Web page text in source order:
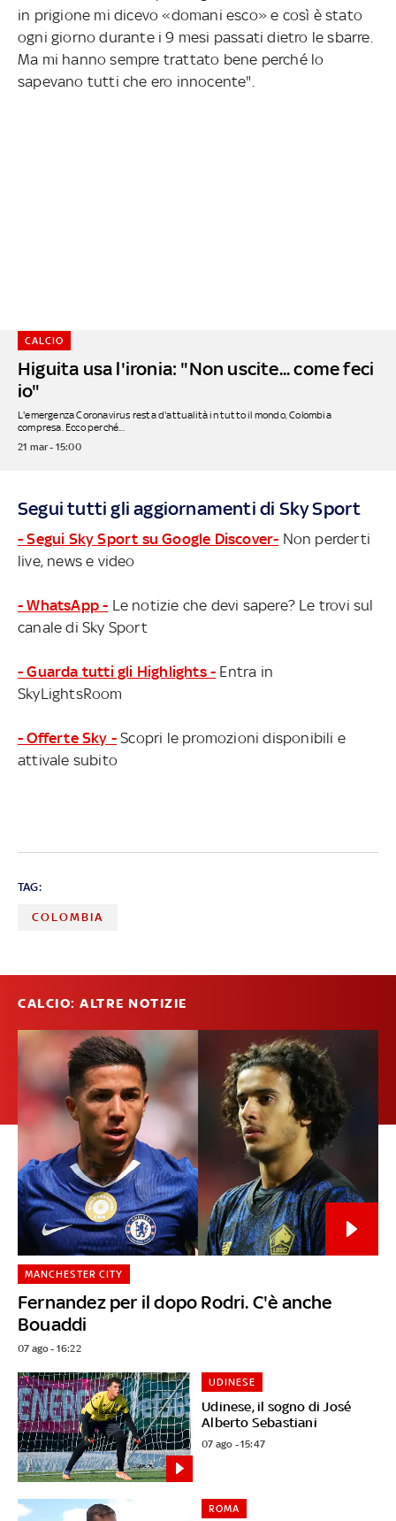
in prigione mi dicevo «domani esco» e così è stato
ogni giorno durante i 9 mesi passati dietro le sbarre.
Ma mi hanno sempre trattato bene perché lo
sapevano tutti che ero innocente".
Higuita usa l'ironia: "Non uscite... come feci
io"
CALCIO
L'emergenza Coronavirus resta d'attualità in tutto il mondo, Colombia
compresa. Ecco perché...
21 mar - 15:00
Segui tutti gli aggiornamenti di Sky Sport
- Segui Sky Sport su Google Discover- Non perderti
live, news e video
- WhatsApp - Le notizie che devi sapere? Le trovi sul
canale di Sky Sport
- Guarda tutti gli Highlights - Entra in
SkyLightsRoom
- Offerte Sky - Scopri le promozioni disponibili e
attivale subito
TAG:
COLOMBIA
CALCIO: ALTRE NOTIZIE
Fernandez per il dopo Rodri. C'è anche
Bouaddi
MANCHESTER CITY
07 ago - 16:22
Udinese, il sogno di José
Alberto Sebastiani
UDINESE
07 ago - 15:47
ROMA